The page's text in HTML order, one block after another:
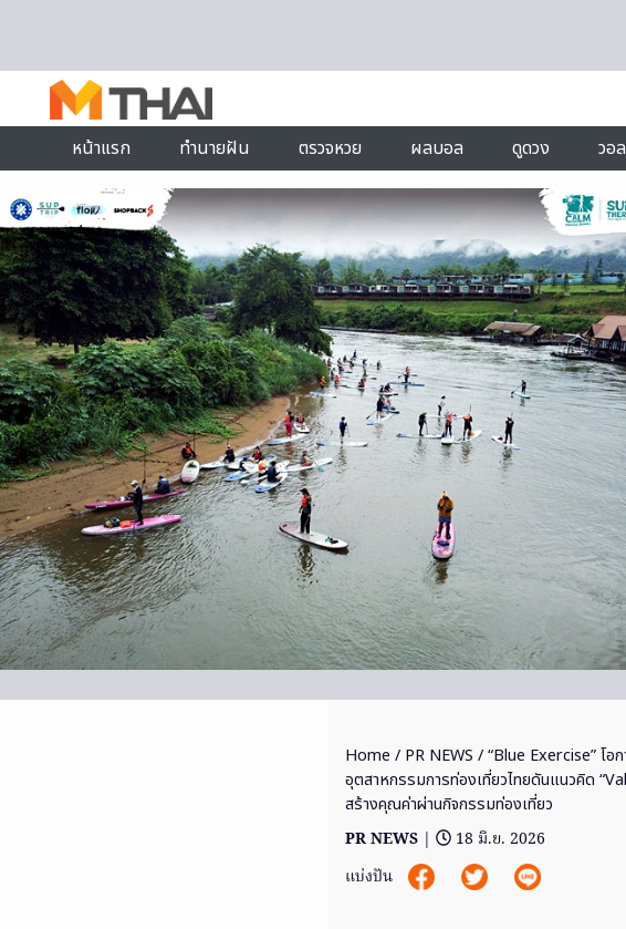
หน้าแรก
ทำนายฝัน ตรวจหวย ผลบอล ดูดวง วอ
Home / PR NEWS / “Blue Exercise” โอ
อุตสาหกรรมการท่องเที่ยวไทยดันแนวคิด
สร้างคุณค่าผ่านกิจกรรมท่องเที่ยว
PR NEWS |
18 มิ.ย. 2026
แบ่งปัน